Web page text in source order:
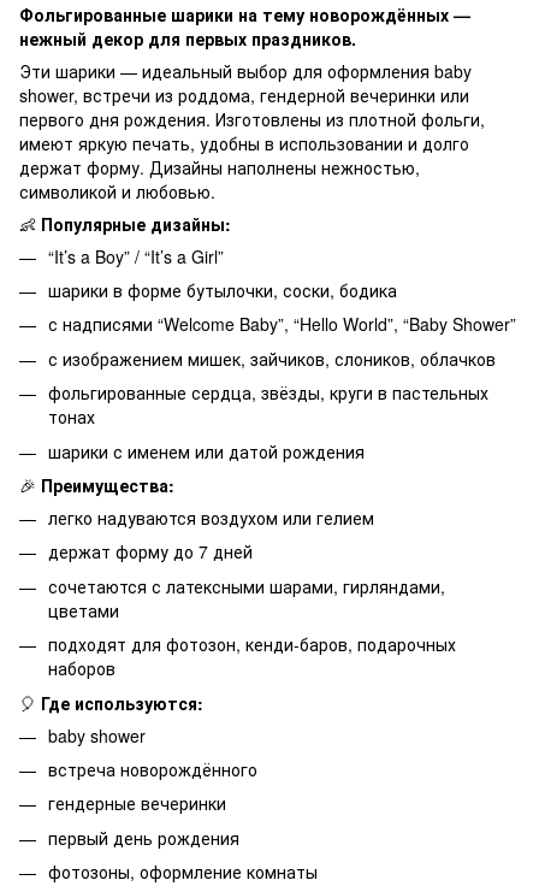
Фольгированные шарики на тему новорождённых —
нежный декор для первых праздников.
Эти шарики — идеальный выбор для оформления baby
shower, встречи из роддома, гендерной вечеринки или
первого дня рождения. Изготовлены из плотной фольги,
имеют яркую печать, удобны в использовании и долго
держат форму. Дизайны наполнены нежностью,
символикой и любовью.
👶 Популярные дизайны:
“It’s a Boy” / “It’s a Girl”
шарики в форме бутылочки, соски, бодика
с надписями “Welcome Baby”, “Hello World”, “Baby Shower”
с изображением мишек, зайчиков, слоников, облачков
фольгированные сердца, звёзды, круги в пастельных
тонах
шарики с именем или датой рождения
🎉 Преимущества:
легко надуваются воздухом или гелием
держат форму до 7 дней
сочетаются с латексными шарами, гирляндами,
цветами
подходят для фотозон, кенди-баров, подарочных
наборов
🎈 Где используются:
baby shower
встреча новорождённого
гендерные вечеринки
первый день рождения
фотозоны, оформление комнаты